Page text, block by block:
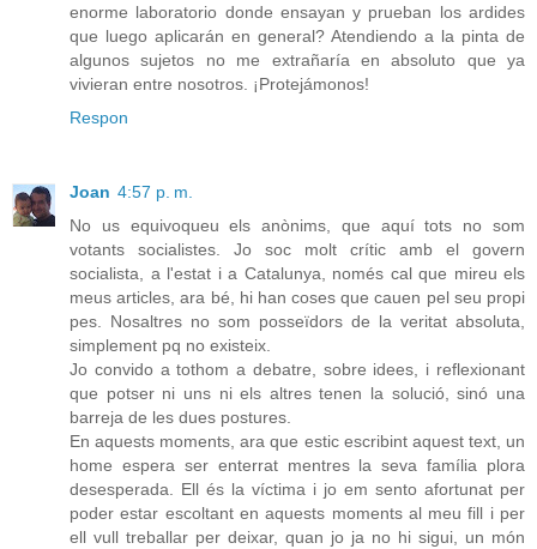
enorme laboratorio donde ensayan y prueban los ardides
que luego aplicarán en general? Atendiendo a la pinta de
algunos sujetos no me extrañaría en absoluto que ya
vivieran entre nosotros. ¡Protejámonos!
Respon
Joan 4:57 p. m.
No us equivoqueu els anònims, que aquí tots no som
votants socialistes. Jo soc molt crític amb el govern
socialista, a l'estat i a Catalunya, només cal que mireu els
meus articles, ara bé, hi han coses que cauen pel seu propi
pes. Nosaltres no som posseïdors de la veritat absoluta,
simplement pq no existeix.
Jo convido a tothom a debatre, sobre idees, i reflexionant
que potser ni uns ni els altres tenen la solució, sinó una
barreja de les dues postures.
En aquests moments, ara que estic escribint aquest text, un
home espera ser enterrat mentres la seva família plora
desesperada. Ell és la víctima i jo em sento afortunat per
poder estar escoltant en aquests moments al meu fill i per
ell vull treballar per deixar, quan jo ja no hi sigui, un món